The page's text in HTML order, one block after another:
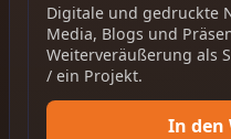
Digitale und gedruckte
Media, Blogs und
Weiterveräußerung als
/ ein Projekt.
In den